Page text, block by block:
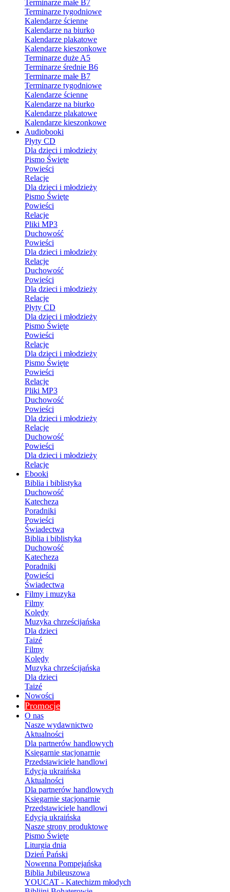
Terminarze małe B7
Terminarze tygodniowe
Kalendarze ścienne
Kalendarze na biurko
Kalendarze plakatowe
Kalendarze kieszonkowe
Terminarze duże A5
Terminarze średnie B6
Terminarze małe B7
Terminarze tygodniowe
Kalendarze ścienne
Kalendarze na biurko
Kalendarze plakatowe
Kalendarze kieszonkowe
Audiobooki
Płyty CD
Dla dzieci i młodzieży
Pismo Święte
Powieści
Relacje
Dla dzieci i młodzieży
Pismo Święte
Powieści
Relacje
Pliki MP3
Duchowość
Powieści
Dla dzieci i młodzieży
Relacje
Duchowość
Powieści
Dla dzieci i młodzieży
Relacje
Płyty CD
Dla dzieci i młodzieży
Pismo Święte
Powieści
Relacje
Dla dzieci i młodzieży
Pismo Święte
Powieści
Relacje
Pliki MP3
Duchowość
Powieści
Dla dzieci i młodzieży
Relacje
Duchowość
Powieści
Dla dzieci i młodzieży
Relacje
Ebooki
Biblia i biblistyka
Duchowość
Katecheza
Poradniki
Powieści
Świadectwa
Biblia i biblistyka
Duchowość
Katecheza
Poradniki
Powieści
Świadectwa
Filmy i muzyka
Filmy
Kolędy
Muzyka chrześcijańska
Dla dzieci
Taizé
Filmy
Kolędy
Muzyka chrześcijańska
Dla dzieci
Taizé
Nowości
Promocje
O nas
Nasze wydawnictwo
Aktualności
Dla partnerów handlowych
Księgarnie stacjonarnie
Przedstawiciele handlowi
Edycja ukraińska
Aktualności
Dla partnerów handlowych
Księgarnie stacjonarnie
Przedstawiciele handlowi
Edycja ukraińska
Nasze strony produktowe
Pismo Święte
Liturgia dnia
Dzień Pański
Nowenna Pompejańska
Biblia Jubileuszowa
YOUCAT - Katechizm młodych